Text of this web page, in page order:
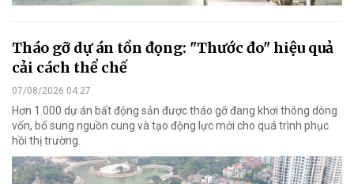
Tháo gỡ dự án tồn đọng: "Thước đo" hiệu quả
cải cách thể chế
07/08/2026 04:27
Hơn 1.000 dự án bất động sản được tháo gỡ đang khơi thông dòng
vốn, bổ sung nguồn cung và tạo động lực mới cho quá trình phục
hồi thị trường.